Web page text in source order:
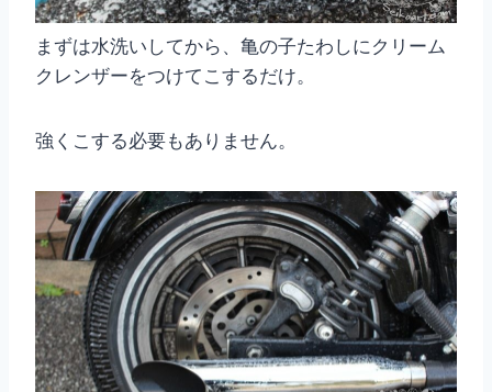
まずは水洗いしてから、亀の子たわしにクリーム
クレンザーをつけてこするだけ。
強くこする必要もありません。